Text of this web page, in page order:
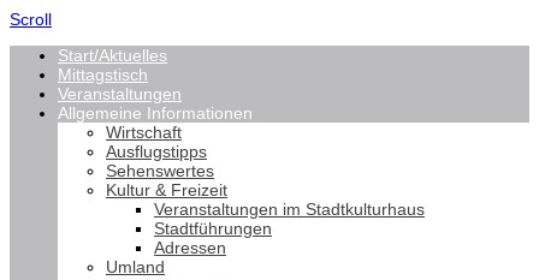
Scroll
Start/Aktuelles
Mittagstisch
Veranstaltungen
Allgemeine Informationen
Wirtschaft
Ausflugstipps
Sehenswertes
Kultur & Freizeit
Veranstaltungen im Stadtkulturhaus
Stadtführungen
Adressen
Umland